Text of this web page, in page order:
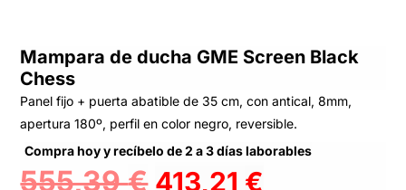
Mampara de ducha GME Screen Black
Chess
Panel fijo + puerta abatible de 35 cm, con antical, 8mm,
apertura 180º, perfil en color negro, reversible.
Compra hoy y recíbelo de 2 a 3 días laborables
555,39€ 413,21 €